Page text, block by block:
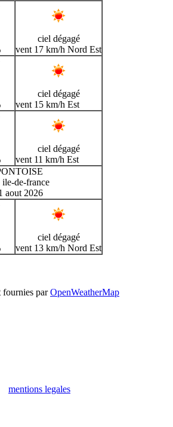
ciel dégagé
vent 17 km/h Nord Est
ciel dégagé
vent 15 km/h Est
ciel dégagé
vent 11 km/h Est
de-france
aout 2026
ciel dégagé
vent 13 km/h Nord Est
fournies parOpenWeatherMap
mentions legales